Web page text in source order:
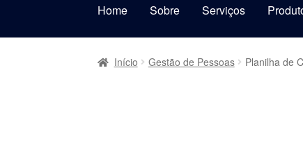
Home
Sobre Serviços
Início Gestão de Pessoas Planilha de